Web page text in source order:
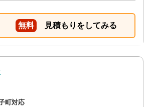
無料 見積もりをしてみる
町対応